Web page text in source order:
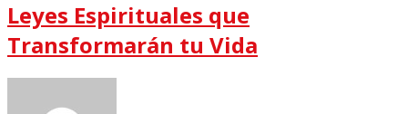
Leyes Espirituales que
Transformarán tu Vida